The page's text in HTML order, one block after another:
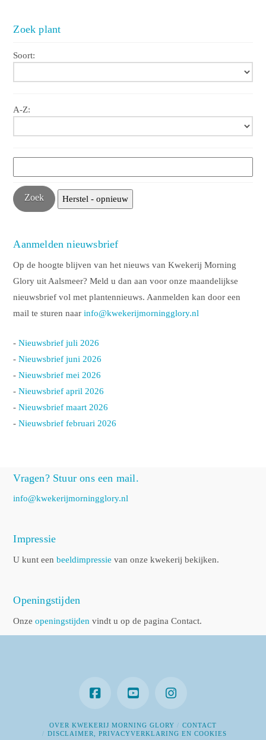
Zoek plant
Soort:
A-Z:
Aanmelden nieuwsbrief
Op de hoogte blijven van het nieuws van Kwekerij Morning
Glory uit Aalsmeer? Meld u dan aan voor onze maandelijkse
nieuwsbrief vol met plantennieuws. Aanmelden kan door een
mail te sturen naarinfo@kwekerijmorningglory.nl
-Nieuwsbrief juli 2026
-Nieuwsbrief juni 2026
-Nieuwsbrief mei 2026
-Nieuwsbrief april 2026
-Nieuwsbrief maart 2026
-Nieuwsbrief februari 2026
Vragen? Stuur ons een mail.
info@kwekerijmorningglory.nl
Impressie
U kunt eenbeeldimpressie van onze kwekerij bekijken.
Openingstijden
Onzeopeningstijden vindt u op de pagina Contact.
OVER KWEKERIJ MORNING GLORY
CONTACT
DISCLAIMER, PRIVACYVERKLARING EN COOKIES